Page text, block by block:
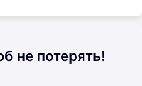
не потерять!